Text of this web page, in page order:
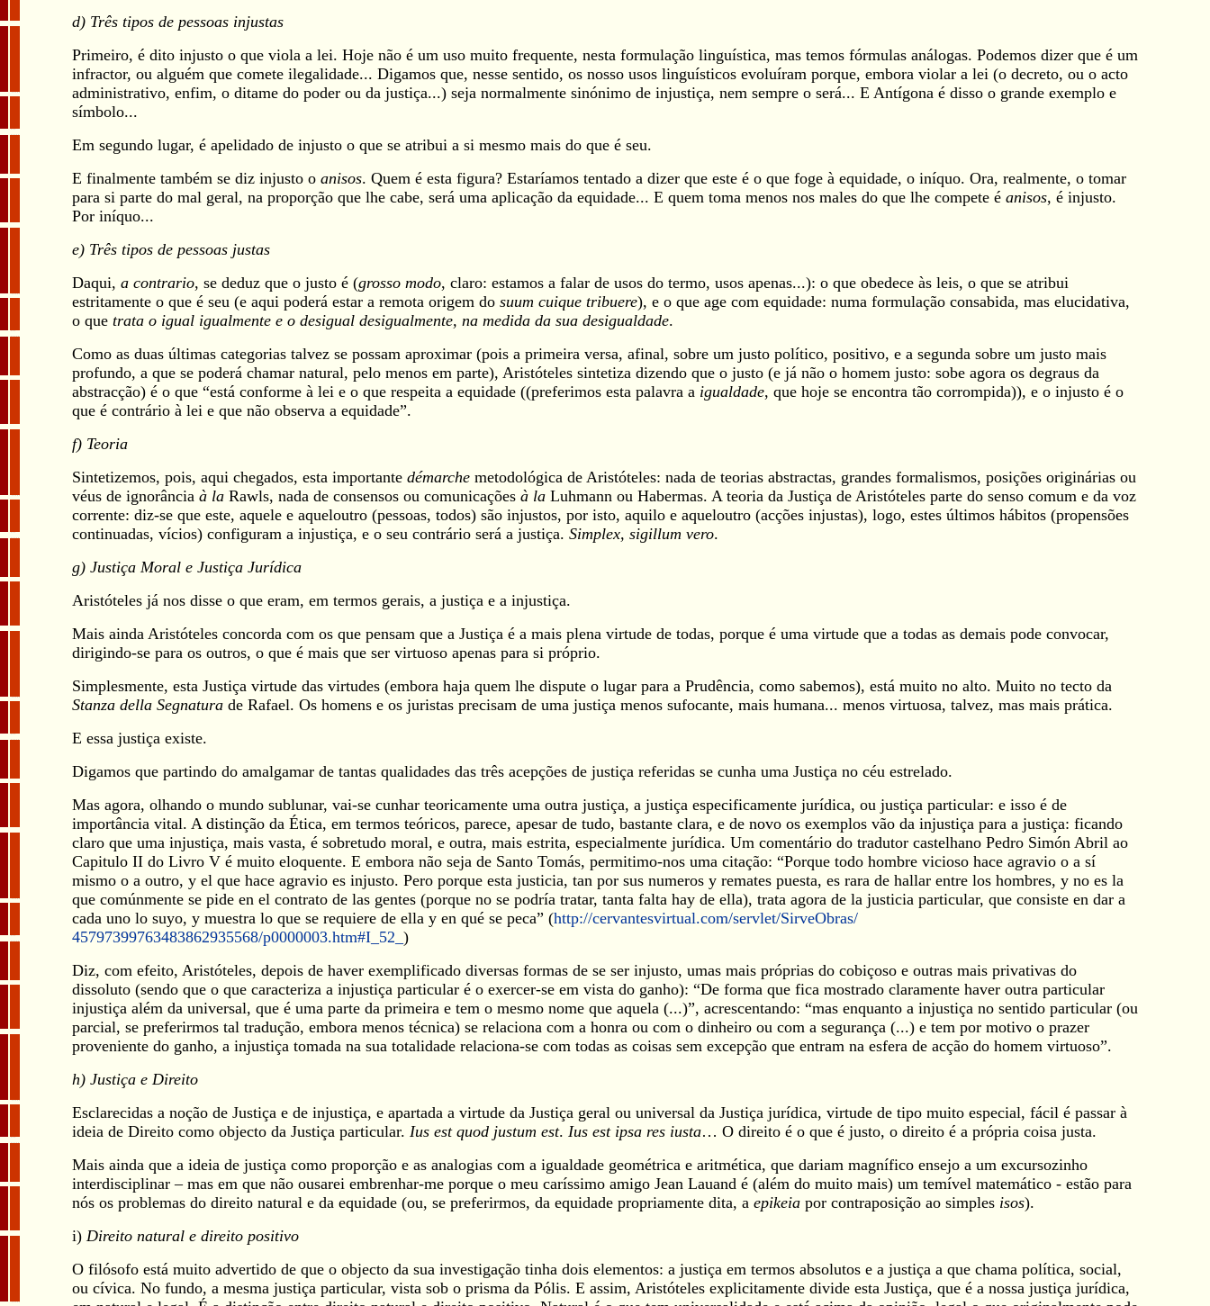
d) Três tipos de pessoas injustas
Primeiro, é dito injusto o que viola a lei. Hoje não é um uso muito frequente, nesta formulação linguística, mas temos fórmulas análogas. Podemos dizer que é um
infractor, ou alguém que comete ilegalidade... Digamos que, nesse sentido, os nosso usos linguísticos evoluíram porque, embora violar a lei (o decreto, ou o acto
administrativo, enfim, o ditame do poder ou da justiça...) seja normalmente sinónimo de injustiça, nem sempre o será... E Antígona é disso o grande exemplo e
símbolo...
Em segundo lugar, é apelidado de injusto o que se atribui a si mesmo mais do que é seu.
E finalmente também se diz injusto o anisos. Quem é esta figura? Estaríamos tentado a dizer que este é o que foge à equidade, o iníquo. Ora, realmente, o tomar
para si parte do mal geral, na proporção que lhe cabe, será uma aplicação da equidade... E quem toma menos nos males do que lhe compete é anisos, é injusto.
Por iníquo...
e) Três tipos de pessoas justas
Daqui, a contrario, se deduz que o justo é (grosso modo, claro: estamos a falar de usos do termo, usos apenas...): o que obedece às leis, o que se atribui
estritamente o que é seu (e aqui poderá estar a remota origem do suum cuique tribuere), e o que age com equidade: numa formulação consabida, mas elucidativa,
o que trata o igual igualmente e o desigual desigualmente, na medida da sua desigualdade.
Como as duas últimas categorias talvez se possam aproximar (pois a primeira versa, afinal, sobre um justo político, positivo, e a segunda sobre um justo mais
profundo, a que se poderá chamar natural, pelo menos em parte), Aristóteles sintetiza dizendo que o justo (e já não o homem justo: sobe agora os degraus da
abstracção) é o que “está conforme à lei e o que respeita a equidade ((preferimos esta palavra a igualdade, que hoje se encontra tão corrompida)), e o injusto é o
que é contrário à lei e que não observa a equidade”.
f) Teoria
Sintetizemos, pois, aqui chegados, esta importante démarche metodológica de Aristóteles: nada de teorias abstractas, grandes formalismos, posições originárias ou
véus de ignorância à la Rawls, nada de consensos ou comunicações à la Luhmann ou Habermas. A teoria da Justiça de Aristóteles parte do senso comum e da voz
corrente: diz-se que este, aquele e aqueloutro (pessoas, todos) são injustos, por isto, aquilo e aqueloutro (acções injustas), logo, estes últimos hábitos (propensões
continuadas, vícios) configuram a injustiça, e o seu contrário será a justiça. Simplex, sigillum vero.
g) Justiça Moral e Justiça Jurídica
Aristóteles já nos disse o que eram, em termos gerais, a justiça e a injustiça.
Mais ainda Aristóteles concorda com os que pensam que a Justiça é a mais plena virtude de todas, porque é uma virtude que a todas as demais pode convocar,
dirigindo-se para os outros, o que é mais que ser virtuoso apenas para si próprio.
Simplesmente, esta Justiça virtude das virtudes (embora haja quem lhe dispute o lugar para a Prudência, como sabemos), está muito no alto. Muito no tecto da
Stanza della Segnatura de Rafael. Os homens e os juristas precisam de uma justiça menos sufocante, mais humana... menos virtuosa, talvez, mas mais prática.
E essa justiça existe.
Digamos que partindo do amalgamar de tantas qualidades das três acepções de justiça referidas se cunha uma Justiça no céu estrelado.
Mas agora, olhando o mundo sublunar, vai-se cunhar teoricamente uma outra justiça, a justiça especificamente jurídica, ou justiça particular: e isso é de
importância vital. A distinção da Ética, em termos teóricos, parece, apesar de tudo, bastante clara, e de novo os exemplos vão da injustiça para a justiça: ficando
claro que uma injustiça, mais vasta, é sobretudo moral, e outra, mais estrita, especialmente jurídica. Um comentário do tradutor castelhano Pedro Simón Abril ao
Capitulo II do Livro V é muito eloquente. E embora não seja de Santo Tomás, permitimo-nos uma citação: “Porque todo hombre vicioso hace agravio o a sí
mismo o a outro, y el que hace agravio es injusto. Pero porque esta justicia, tan por sus numeros y remates puesta, es rara de hallar entre los hombres, y no es la
que comúnmente se pide en el contrato de las gentes (porque no se podría tratar, tanta falta hay de ella), trata agora de la justicia particular, que consiste en dar a
cada uno lo suyo, y muestra lo que se requiere de ella y en qué se peca” (http://cervantesvirtual.com/servlet/SirveObras/
45797399763483862935568/p0000003.htm#I_52_ )
Diz, com efeito, Aristóteles, depois de haver exemplificado diversas formas de se ser injusto, umas mais próprias do cobiçoso e outras mais privativas do
dissoluto (sendo que o que caracteriza a injustiça particular é o exercer-se em vista do ganho): “De forma que fica mostrado claramente haver outra particular
injustiça além da universal, que é uma parte da primeira e tem o mesmo nome que aquela (...)”, acrescentando: “mas enquanto a injustiça no sentido particular (ou
parcial, se preferirmos tal tradução, embora menos técnica) se relaciona com a honra ou com o dinheiro ou com a segurança (...) e tem por motivo o prazer
proveniente do ganho, a injustiça tomada na sua totalidade relaciona-se com todas as coisas sem excepção que entram na esfera de acção do homem virtuoso”.
h) Justiça e Direito
Esclarecidas a noção de Justiça e de injustiça, e apartada a virtude da Justiça geral ou universal da Justiça jurídica, virtude de tipo muito especial, fácil é passar à
ideia de Direito como objecto da Justiça particular. Ius est quod justum est. Ius est ipsa res iusta… O direito é o que é justo, o direito é a própria coisa justa.
Mais ainda que a ideia de justiça como proporção e as analogias com a igualdade geométrica e aritmética, que dariam magnífico ensejo a um excursozinho
interdisciplinar – mas em que não ousarei embrenhar-me porque o meu caríssimo amigo Jean Lauand é (além do muito mais) um temível matemático - estão para
nós os problemas do direito natural e da equidade (ou, se preferirmos, da equidade propriamente dita, a epikeia por contraposição ao simples isos).
i) Direito natural e direito positivo
O filósofo está muito advertido de que o objecto da sua investigação tinha dois elementos: a justiça em termos absolutos e a justiça a que chama política, social,
ou cívica. No fundo, a mesma justiça particular, vista sob o prisma da Pólis. E assim, Aristóteles explicitamente divide esta Justiça, que é a nossa justiça jurídica,